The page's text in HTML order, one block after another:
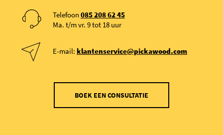
Telefoon 085 208 62 45
Ma. t/m vr. 9 tot 18 uur
E-mail: klantenservice@pickawood.com
BOEK EEN CONSULTATIE